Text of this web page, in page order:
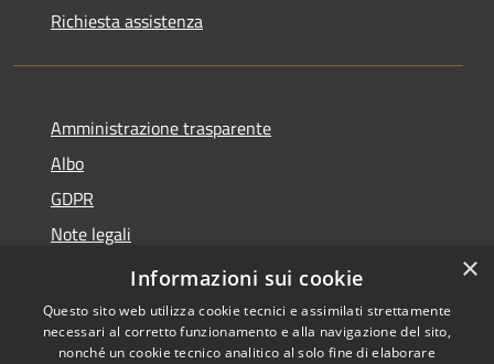
Richiesta assistenza
Amministrazione trasparente
Albo
GDPR
Note legali
Dichiarazione di accessibilità
×
Informazioni sui cookie
Questo sito web utilizza cookie tecnici e assimilati strettamente
necessari al corretto funzionamento e alla navigazione del sito,
nonché un cookie tecnico analitico al solo fine di elaborare